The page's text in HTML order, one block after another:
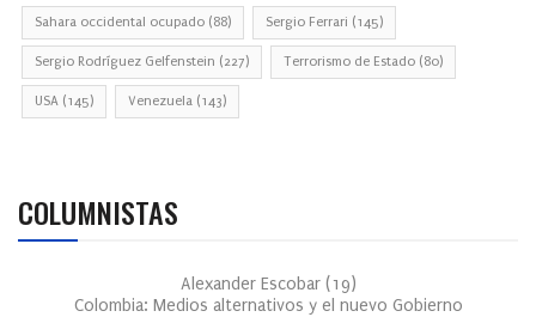
Sahara occidental ocupado (88) Sergio Ferrari (145)
Sergio Rodríguez Gelfenstein (227) Terrorismo de Estado (80)
USA (145) Venezuela (143)
COLUMNISTAS
Alexander Escobar (19)
Colombia: Medios alternativos y el nuevo Gobierno